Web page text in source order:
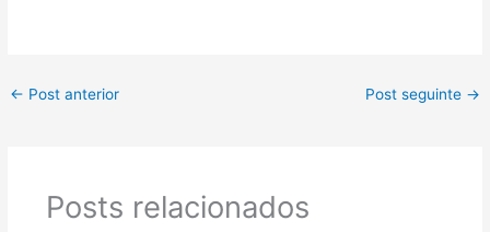
← Post anterior Post seguinte →
Posts relacionados